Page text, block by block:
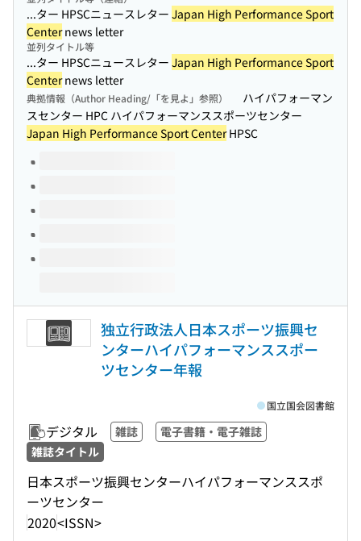
...ター HPSCニュースレター Japan High Performance Sport
Centernews letter
並列タイトル等
...ター HPSCニュースレター Japan High Performance Sport
Centernews letter
典拠情報（Author Heading/「を見よ」参照）
ハイパフォーマン
スセンター HPC ハイパフォーマンススポーツセンター
Japan High Performance Sport CenterHPSC
このタイトルの巻号
独立行政法人日本スポーツ振興セ
ンターハイパフォーマンススポー
ツセンター年報
デジタル 雑誌
電子書籍・電子雑誌
雑誌タイトル
日本スポーツ振興センターハイパフォーマンススポ
ーツセンター
2020<ISSN>
国立国会図書館